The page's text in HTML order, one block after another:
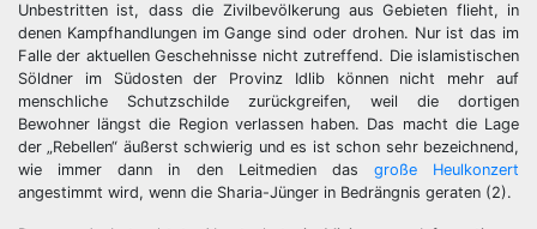
Unbestritten ist, dass die Zivilbevölkerung aus Gebieten flieht, in
denen Kampfhandlungen im Gange sind oder drohen. Nur ist das im
Falle der aktuellen Geschehnisse nicht zutreffend. Die islamistischen
Söldner im Südosten der Provinz Idlib können nicht mehr auf
menschliche Schutzschilde zurückgreifen, weil die dortigen
Bewohner längst die Region verlassen haben. Das macht die Lage
der „Rebellen“ äußerst schwierig und es ist schon sehr bezeichnend,
wie immer dann in den Leitmedien das große Heulkonzert
angestimmt wird, wenn die Sharia-Jünger in Bedrängnis geraten (2).